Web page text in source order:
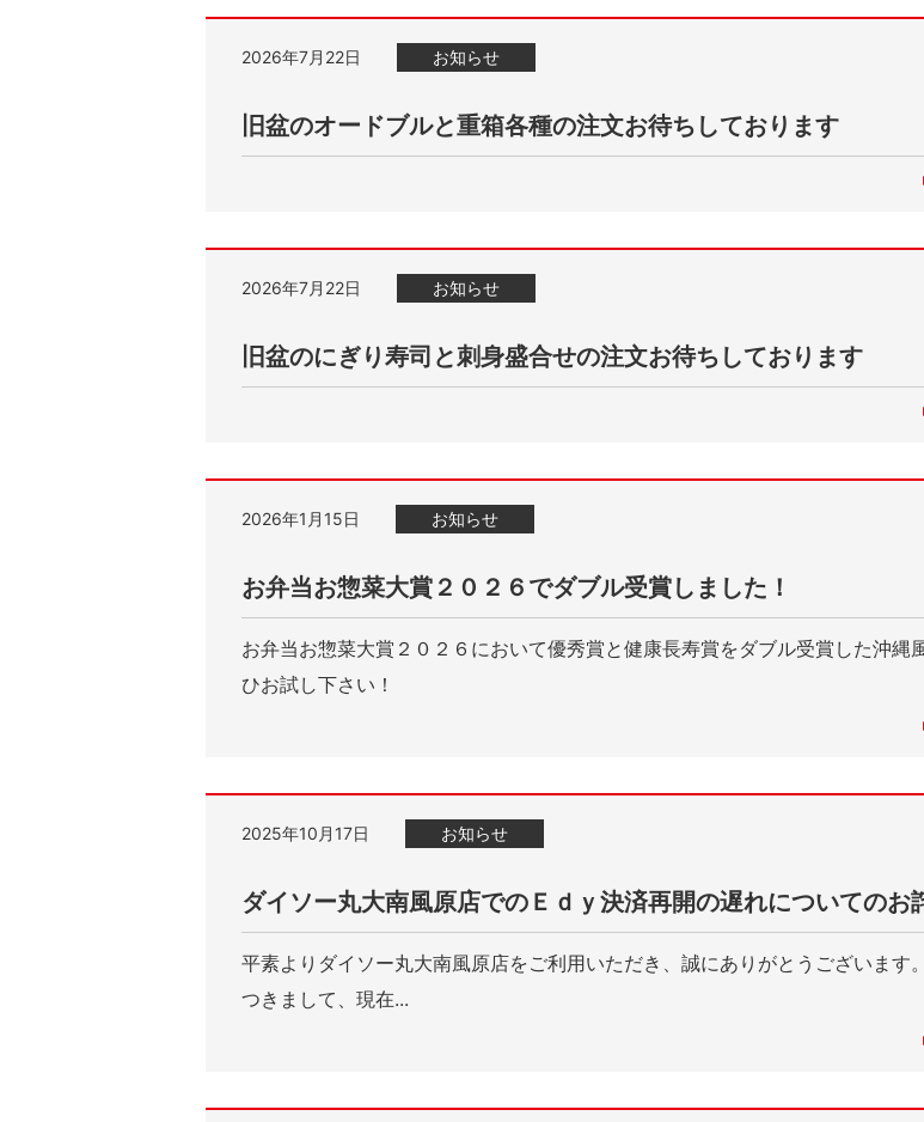
2026年7月22日 お知らせ
旧盆のオードブルと重箱各種の注文お待ちしております
2026年7月22日 お知らせ
旧盆のにぎり寿司と刺身盛合せの注文お待ちしております
2026年1月15日 お知らせ
お弁当お惣菜大賞２０２６でダブル受賞しました！
お弁当お惣菜大賞２０２６において優秀賞と健康長寿賞をダブル受賞した沖縄
ひお試し下さい！
2025年10月17日 お知らせ
ダイソー丸大南風原店でのＥｄｙ決済再開の遅れについてのお
平素よりダイソー丸大南風原店をご利用いただき、誠にありがとうございます
つきまして、現在...